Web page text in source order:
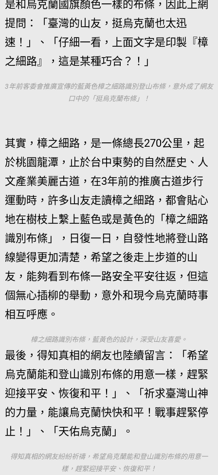
是和烏克蘭國旗顏色一樣的布條，因此上網
提問：「臺灣的山友，挺烏克蘭也太迅
速！」、「仔細一看，上面文字是印製『樟
之細路』，這是某種巧合？！」
3年前客委會推廣宣傳的藍黃色樟之細路識別登山布條，意外成了網友
口中的「挺烏克蘭布條」！
其實，樟之細路，是一條總長270公里，起
於桃園龍潭，止於台中東勢的自然歷史、人
文產業美麗古道，在3年前的推廣古道步行
運動時，許多山友走讀樟之細路，都會貼心
地在樹枝上繫上藍色或是黃色的「樟之細路
識別布條」，日復一日，自發性地將登山路
線變得更加清楚，希望之後走上步道的山
友，能夠看到布條一路安全平安往返，但這
個無心插柳的舉動，意外和現今烏克蘭時事
相互呼應。
樟之細路識別布條，藍黃色的設計，深受山友喜愛。
最後，得知真相的網友也陸續留言：「希望
烏克蘭能和登山識別布條的用意一樣，趕緊
迎接平安、恢復和平！」、「祈求臺灣山神
的力量，能讓烏克蘭快快和平！戰事趕緊停
止！」、「天佑烏克蘭」。
得知真相的網友紛紛祈禱，希望烏克蘭能和登山識別布條的用意一
樣，趕緊迎接平安、恢復和平！